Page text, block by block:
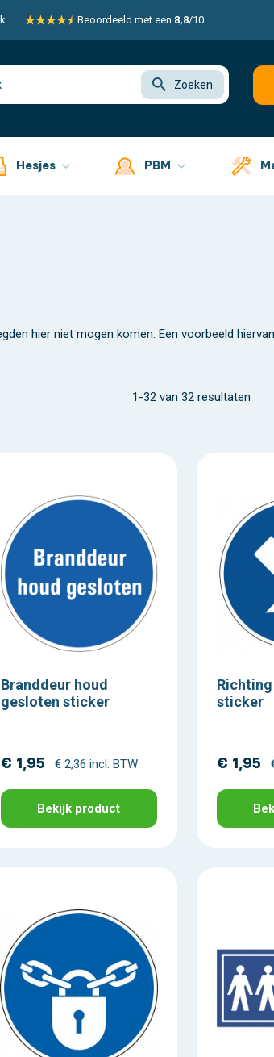
Beoordeeld met een 8,8/10
Zoeken
Hesjes PBM
hier niet mogen komen. Een voorbeeld
1-32 van 32 resultaten
Branddeur houd
gesloten sticker
€ 1,95 € 2,36 incl. BTW
Bekijk product
sticker
€ 1,95